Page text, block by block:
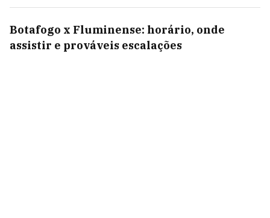
Botafogo x Fluminense: horário, onde
assistir e prováveis escalações